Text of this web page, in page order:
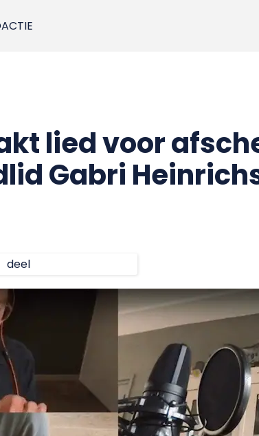
lied voor
Gabri
deel